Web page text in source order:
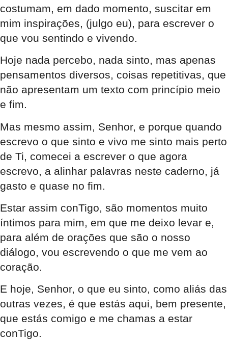
costumam, em dado momento, suscitar em
mim inspirações, (julgo eu), para escrever o
que vou sentindo e vivendo.
Hoje nada percebo, nada sinto, mas apenas
pensamentos diversos, coisas repetitivas, que
não apresentam um texto com princípio meio
e fim.
Mas mesmo assim, Senhor, e porque quando
escrevo o que sinto e vivo me sinto mais perto
de Ti, comecei a escrever o que agora
escrevo, a alinhar palavras neste caderno, já
gasto e quase no fim.
Estar assim conTigo, são momentos muito
íntimos para mim, em que me deixo levar e,
para além de orações que são o nosso
diálogo, vou escrevendo o que me vem ao
coração.
E hoje, Senhor, o que eu sinto, como aliás das
outras vezes, é que estás aqui, bem presente,
que estás comigo e me chamas a estar
conTigo.